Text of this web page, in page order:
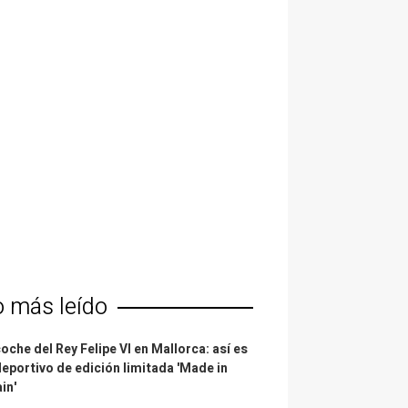
más leído
del Rey Felipe VI en Mallorca: así es
de edición limitada 'Made in